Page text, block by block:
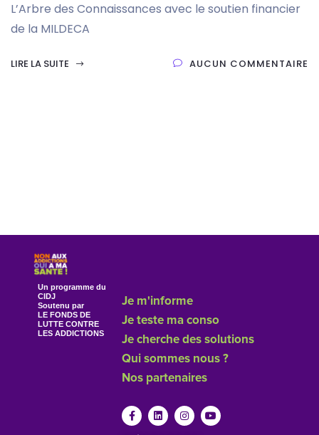
L’Arbre des Connaissances avec le soutien financier
de la MILDECA
LIRE LA SUITE AUCUN COMMENTAIRE
Un programme du
CIDJ
Soutenu par
LE FONDS DE
LUTTE CONTRE
LES ADDICTIONS
Je m'informe
Je teste ma conso
Je cherche des solutions
Qui sommes nous ?
Nos partenaires